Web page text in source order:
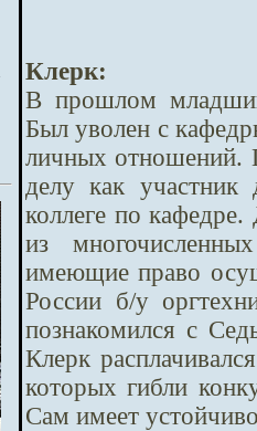
Клерк:
В прошлом младший
Был уволен с
личных отношений.
делу как
коллеге по
из
имеющие право
России б/у
познакомился с
Клерк
которых гибли
Сам имеет